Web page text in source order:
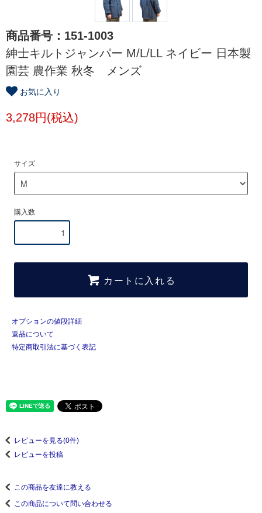
商品番号：151-1003
紳士キルトジャンパー M/L/LL ネイビー 日本製
園芸 農作業 秋冬 メンズ
お気に入り
3,278円(税込)
サイズ
購入数
カートに入れる
オプションの値段詳細
返品について
特定商取引法に基づく表記
レビューを見る(0件)
レビューを投稿
この商品を友達に教える
この商品について問い合わせる